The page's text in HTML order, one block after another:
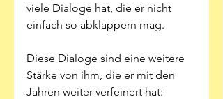
viele Dialoge hat, die er nicht
einfach so abklappern mag.
Diese Dialoge sind eine weitere
Stärke von ihm, die er mit den
Jahren weiter verfeinert hat: